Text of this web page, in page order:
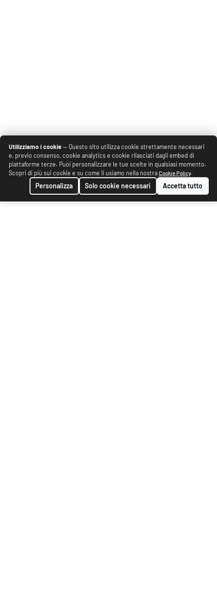
Utilizziamo i cookie— Questo sito utilizza cookie strettamente necessari
e, previo consenso, cookie analytics e cookie rilasciati dagli embed di
piattaforme terze. Puoi personalizzare le tue scelte in qualsiasi momento.
Scopri di più sui cookie e su come li usiamo nella nostra Cookie Policy.
Personalizza Solo cookie necessari Accetta tutto